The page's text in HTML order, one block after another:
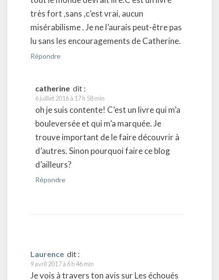
très fort ,sans ,c’est vrai, aucun
misérabilisme . Je ne l’aurais peut-être pas
lu sans les encouragements de Catherine.
Répondre
catherine dit :
6 juillet 2016 à 17 h 58 min
oh je suis contente! C’est un livre qui m’a
bouleversée et qui m’a marquée. Je
trouve important de le faire découvrir à
d’autres. Sinon pourquoi faire ce blog
d’ailleurs?
Répondre
Laurence dit :
9 avril 2017 à 6 h 46 min
Je vois à travers ton avis sur Les échoués